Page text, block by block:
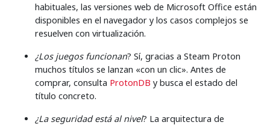
habituales, las versiones web de Microsoft Office están
disponibles en el navegador y los casos complejos se
resuelven con virtualización.
¿Los juegos funcionan? Sí, gracias a Steam Proton
muchos títulos se lanzan «con un clic». Antes de
comprar, consulta ProtonDB y busca el estado del
título concreto.
¿La seguridad está al nivel? La arquitectura de